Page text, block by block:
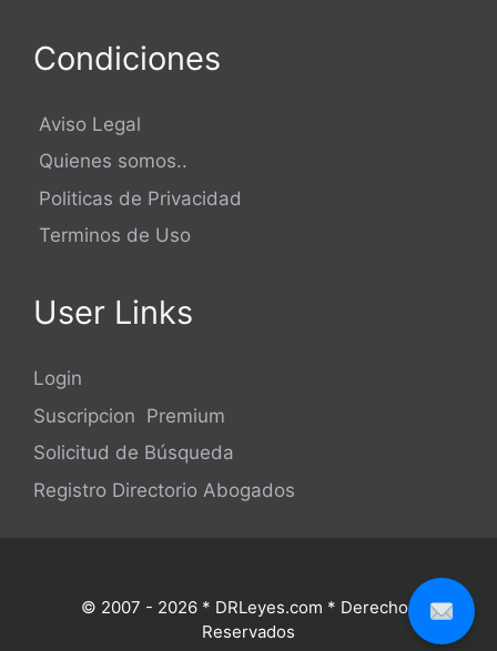
Condiciones
Aviso Legal
Quienes somos..
Politicas de Privacidad
Terminos de Uso
User Links
Login
Suscripcion Premium
Solicitud de Búsqueda
Registro Directorio Abogados
© 2007 - 2026 * DRLeyes.com * Derechos
Reservados